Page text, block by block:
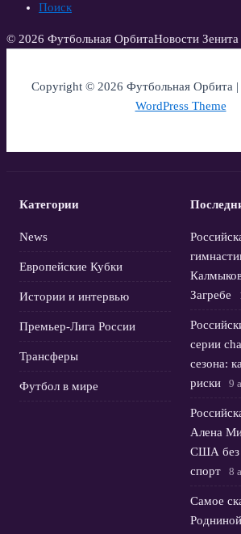
Поиск
© 2026 Футбольная ОрбитаНовости Зенита
Copyright © 2026 Футбольная Орбита |
WordPress Theme
Категории
News
Европейские Кубки
Истории и интервью
Премьер-Лига России
Трансферы
Футбол в мире
Загребе
серии
сезона:
риски
9
Алена
США без
спорт
8
Самое